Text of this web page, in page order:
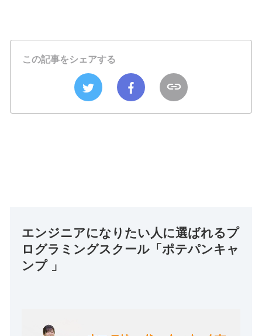
この記事をシェアする
エンジニアになりたい人に選ばれるプ
ログラミングスクール「ポテパンキャ
ンプ 」